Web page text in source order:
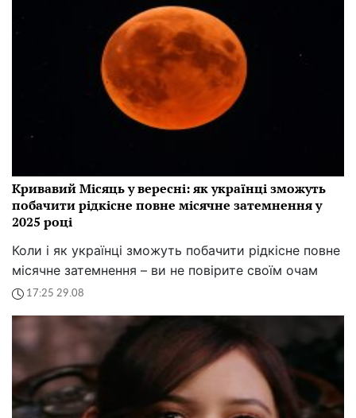
Кривавий Місяць у вересні: як українці зможуть
побачити рідкісне повне місячне затемнення у
2025 році
Коли і як українці зможуть побачити рідкісне повне
місячне затемнення – ви не повірите своїм очам
17:25 29.08